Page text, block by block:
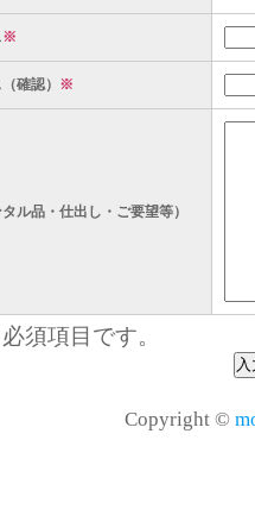
※
確認） ※
ル品・仕出し・ご要望等）
須項目です。
Copyright ©